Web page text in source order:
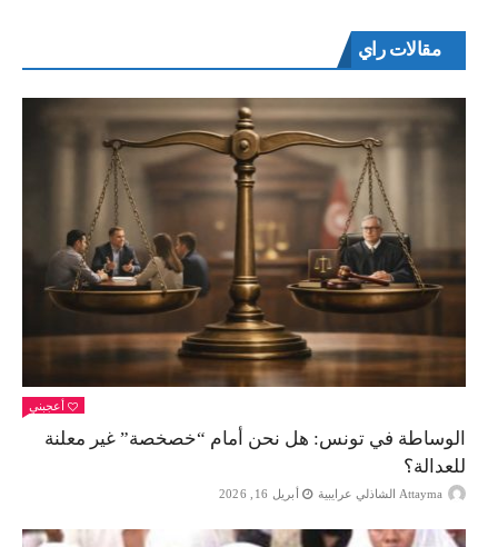
مقالات راي
أعجبني
الوساطة في تونس: هل نحن أمام “خصخصة” غير معلنة
للعدالة؟
Attayma الشاذلي عرايبية أبريل 16, 2026